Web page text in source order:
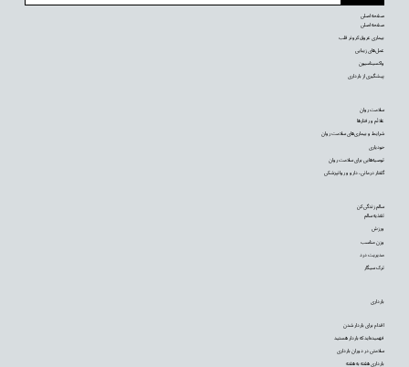
بارداری
اقدام برای باردار شدن
فهمیده‌اید که باردار هستید
سلامتی در دوران بارداری
بارداری هفته به هفته
سالم زندگی کن
تغذیه سالم
ورزش
وزن مناسب
مدیریت درد
ترک سیگار
سلامت روان
علائم و رفتارها
شرایط و بیماری‌های سلامت روان
خودیاری
توصیه‌‌هایی برای سلامت روان
گفتار درمانی، دارو و روانپزشکی
صفحه اصلی
صفحه اصلی
بیماری عروق کرونر قلب
عمل‌های زیبایی
واکسیناسیون
پیشگیری از بارداری